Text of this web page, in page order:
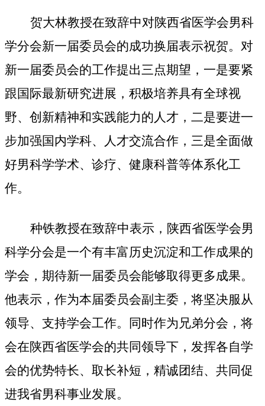
贺大林教授在致辞中对陕西省医学会男科
学分会新一届委员会的成功换届表示祝贺。对
新一届委员会的工作提出三点期望，一是要紧
跟国际最新研究进展，积极培养具有全球视
野、创新精神和实践能力的人才，二是要进一
步加强国内学科、人才交流合作，三是全面做
好男科学学术、诊疗、健康科普等体系化工
作。
种铁教授在致辞中表示，陕西省医学会男
科学分会是一个有丰富历史沉淀和工作成果的
学会，期待新一届委员会能够取得更多成果。
他表示，作为本届委员会副主委，将坚决服从
领导、支持学会工作。同时作为兄弟分会，将
会在陕西省医学会的共同领导下，发挥各自学
会的优势特长、取长补短，精诚团结、共同促
进我省男科事业发展。